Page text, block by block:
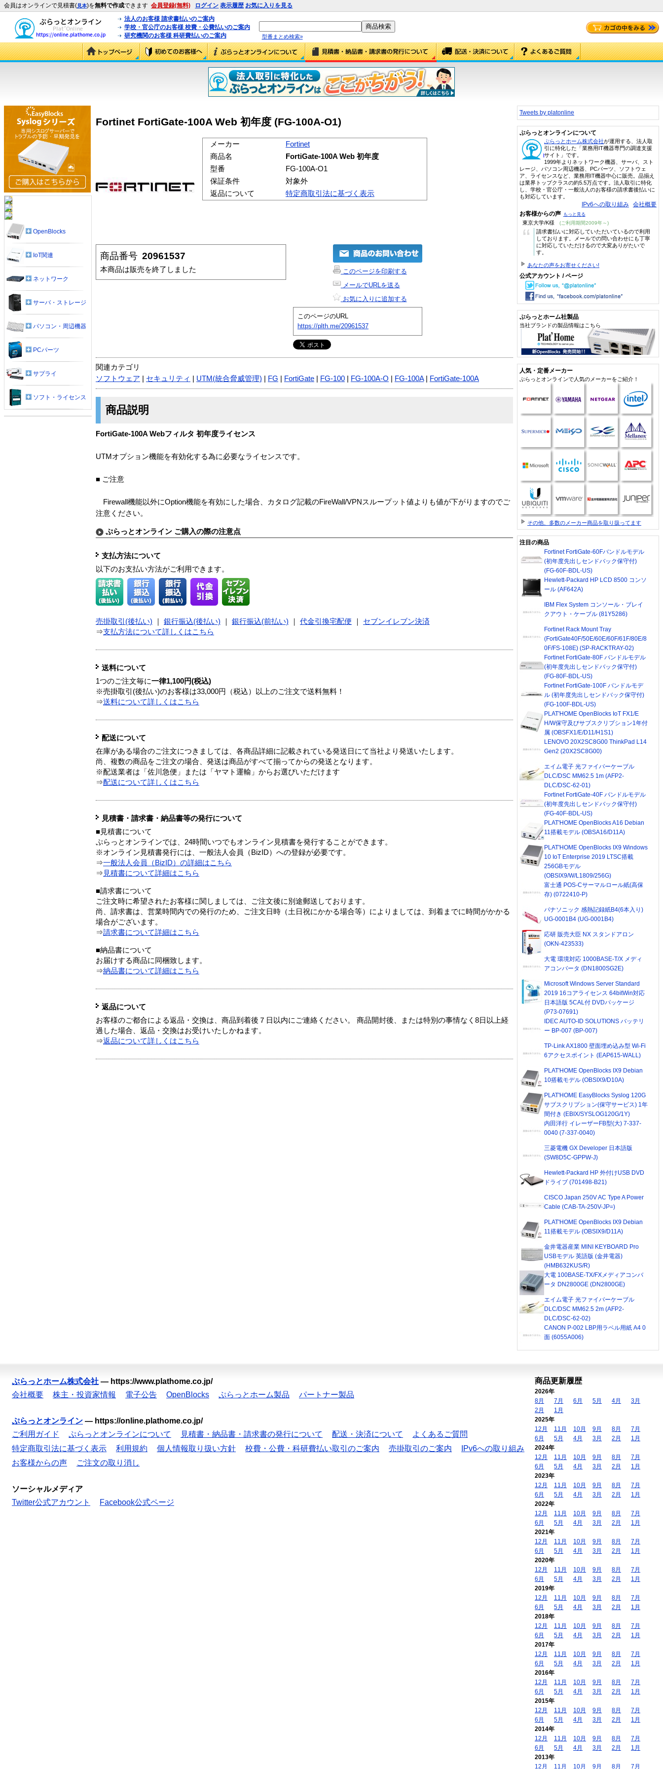
会員はオンラインで見積書(見本)を無料で作成できます 会員登録(無料) ログイン 表示履歴 お気に入りを見る
法人のお客様 請求書払いのご案内
学校・官公庁のお客様 校費・公費払いのご案内
研究機関のお客様 科研費払いのご案内
型番まとめ検索»
Fortinet FortiGate-100A Web 初年度 (FG-100A-O1)
メーカー
Fortinet
商品名
FortiGate-100A Web 初年度
型番
FG-100A-O1
保証条件
対象外
返品について
特定商取引法に基づく表示
商品番号 20961537
本商品は販売を終了しました
このページを印刷する
メールでURLを送る
お気に入りに追加する
このページのURL
https://plth.me/20961537
関連カテゴリ
ソフトウェア
セキュリティ UTM(統合脅威管理) FG FortiGate FG-100 FG-100A-O FG-100A| FortiGate-100A
商品説明
FortiGate-100A Webフィルタ 初年度ライセンス
UTMオプション機能を有効化する為に必要なライセンスです。
■ ご注意
Firewall機能以外にOption機能を有効にした場合、カタログ記載のFireWall/VPNスループット値よりも値が下がりますのでご
注意ください。
ぷらっとオンライン ご購入の際の注意点
支払方法について
以下のお支払い方法がご利用できます。
売掛取引(後払い) 銀行振込(後払い) 銀行振込(前払い) 代金引換宅配便
セブンイレブン決済
⇒支払方法について詳しくはこちら
送料について
1つのご注文毎に一律1,100円(税込)
※売掛取引(後払い)のお客様は33,000円（税込）以上のご注文で送料無料！
⇒送料について詳しくはこちら
配送について
在庫がある場合のご注文につきましては、各商品詳細に記載されている発送日にて当社より発送いたします。
尚、複数の商品をご注文の場合、発送は商品がすべて揃ってからの発送となります。
※配送業者は「佐川急便」または「ヤマト運輸」からお選びいただけます
⇒配送について詳しくはこちら
見積書・請求書・納品書等の発行について
■見積書について
ぷらっとオンラインでは、24時間いつでもオンライン見積書を発行することができます。
※オンライン見積書発行には、一般法人会員（BizID）への登録が必要です。
⇒一般法人会員（BizID）の詳細はこちら
⇒ 見積書について詳細はこちら
■請求書について
ご注文時に希望されたお客様に関しましては、ご注文後に別途郵送しております。
尚、請求書は、営業時間内での発行のため、ご注文日時（土日祝にかかる場合等）によりましては、到着までに時間がかかる
場合がございます。
⇒請求書について詳細はこちら
■納品書について
お届けする商品に同梱致します。
⇒納品書について詳細はこちら
返品について
お客様のご都合による返品・交換は、商品到着後７日以内にご連絡ください。 商品開封後、または特別の事情なく8日以上経
過した場合、返品・交換はお受けいたしかねます。
⇒返品について詳しくはこちら
OpenBlocks
IoT関連
ネットワーク
サーバ・ストレージ
パソコン・周辺機器
PCパーツ
サプライ
ソフト・ライセンス
Tweets by platonline
ぷらっとオンラインについて
ぷらっとホーム株式会社が運用する、法人取
引に特化した「業務用IT機器専門の調達支援
サイト」です。
1999年よりネットワーク機器、サーバ、スト
レージ、パソコン周辺機器、PCパーツ、ソフトウェ
ア、ライセンスなど、業務用IT機器中心に販売。品揃え
は業界トップクラスの約5.5万点です。法人取引に特化
し、学校・官公庁・一般法人のお客様の請求書後払いに
も対応しています。
IPv6への取り組み 会社概要
お客様からの声 もっと見る
東京大学/K様 (ご利用期間2009年～)
“
請求書払いに対応していただいているので利用
しております。メールでの問い合わせにも丁寧
に対応していただけるので大変ありがたいで
す。
あなたの声をお寄せください!
公式アカウント / ページ
ぷらっとホーム社製品
当社ブランドの製品情報はこちら
人気・定番メーカー
ぷらっとオンラインで人気のメーカーをご紹介！
その他、多数のメーカー商品を取り扱ってます
注目の商品
Fortinet FortiGate-60Fバンドルモデル
(初年度先出しセンドバック保守付)
(FG-60F-BDL-US)
Hewlett-Packard HP LCD 8500 コンソ
ール (AF642A)
IBM Flex System コンソール・ブレイ
クアウト・ケーブル (81Y5286)
Fortinet Rack Mount Tray
(FortiGate40F/50E/60E/60F/61F/80E/8
0F/FS-108E) (SP-RACKTRAY-02)
Fortinet FortiGate-80F バンドルモデル
(初年度先出しセンドバック保守付)
(FG-80F-BDL-US)
Fortinet FortiGate-100F バンドルモデ
ル (初年度先出しセンドバック保守付)
(FG-100F-BDL-US)
PLAT'HOME OpenBlocks IoT FX1/E
H/W保守及びサブスクリプション1年付
属 (OBSFX1/E/D11/H1S1)
LENOVO 20X2SC8G00 ThinkPad L14
Gen2 (20X2SC8G00)
エイム電子 光ファイバーケーブル
DLC/DSC MM62.5 1m (AFP2-
DLC/DSC-62-01)
Fortinet FortiGate-40F バンドルモデル
(初年度先出しセンドバック保守付)
(FG-40F-BDL-US)
PLAT'HOME OpenBlocks A16 Debian
11搭載モデル (OBSA16/D11A)
PLAT'HOME OpenBlocks IX9 Windows
10 IoT Enterprise 2019 LTSC搭載
256GBモデル
(OBSIX9/W/L1809/256G)
富士通 POS-Cサーマルロール紙(高保
存) (0722410-P)
パナソニック 感熱記録紙B4(6本入り)
UG-0001B4 (UG-0001B4)
応研 販売大臣 NX スタンドアロン
(OKN-423533)
大電 環境対応 1000BASE-T/X メディ
アコンバータ (DN1800SG2E)
Microsoft Windows Server Standard
2019 16コアライセンス 64bitWin対応
日本語版 5CAL付 DVDパッケージ
(P73-07691)
IDEC AUTO-ID SOLUTIONS バッテリ
ー BP-007 (BP-007)
TP-Link AX1800 壁面埋め込み型 Wi-Fi
6アクセスポイント (EAP615-WALL)
PLAT'HOME OpenBlocks IX9 Debian
10搭載モデル (OBSIX9/D10A)
PLAT'HOME EasyBlocks Syslog 120G
サブスクリプション(保守サービス) 1年
間付き (EBIX/SYSLOG120G/1Y)
内田洋行 イレーザーFB型(大) 7-337-
0040 (7-337-0040)
三菱電機 GX Developer 日本語版
(SW8D5C-GPPW-J)
Hewlett-Packard HP 外付けUSB DVD
ドライブ (701498-B21)
CISCO Japan 250V AC Type A Power
Cable (CAB-TA-250V-JP=)
PLAT'HOME OpenBlocks IX9 Debian
11搭載モデル (OBSIX9/D11A)
金井電器産業 MINI KEYBOARD Pro
USBモデル 英語版 (金井電器)
(HMB632KUS/R)
大電 100BASE-TX/FXメディアコンバ
ータ DN2800GE (DN2800GE)
エイム電子 光ファイバーケーブル
DLC/DSC MM62.5 2m (AFP2-
DLC/DSC-62-02)
CANON P-002 LBP用ラベル用紙 A4 0
面 (6055A006)
ぷらっとホーム株式会社 — https://www.plathome.co.jp/
会社概要
株主・投資家情報 電子公告 OpenBlocks ぷらっとホーム製品 パートナー製品
ぷらっとオンライン — https://online.plathome.co.jp/
ご利用ガイド
ぷらっとオンラインについて 見積書・納品書・請求書の発行について 配送・決済について
よくあるご質問
特定商取引法に基づく表示
利用規約 個人情報取り扱い方針 校費・公費・科研費払い取引のご案内 売掛取引のご案内
IPv6への取り組み
お客様からの声
ご注文の取り消し
ソーシャルメディア
Twitter公式アカウント
Facebook公式ページ
商品更新履歴
2026年
8月
7月 6月 5月 4月
3月
2月
1月
2025年
12月
11月 10月 9月 8月
7月
6月
5月 4月 3月 2月
1月
2024年
12月
11月 10月 9月 8月
7月
6月
5月 4月 3月 2月
1月
2023年
12月
11月 10月 9月 8月
7月
6月
5月 4月 3月 2月
1月
2022年
12月
11月 10月 9月 8月
7月
6月
5月 4月 3月 2月
1月
2021年
12月
11月 10月 9月 8月
7月
6月
5月 4月 3月 2月
1月
2020年
12月
11月 10月 9月 8月
7月
6月
5月 4月 3月 2月
1月
2019年
12月
11月 10月 9月 8月
7月
6月
5月 4月 3月 2月
1月
2018年
12月
11月 10月 9月 8月
7月
6月
5月 4月 3月 2月
1月
2017年
12月
11月 10月 9月 8月
7月
6月
5月 4月 3月 2月
1月
2016年
12月
11月 10月 9月 8月
7月
6月
5月 4月 3月 2月
1月
2015年
12月
11月 10月 9月 8月
7月
6月
5月 4月 3月 2月
1月
2014年
12月
11月 10月 9月 8月
7月
6月
5月 4月 3月 2月
1月
2013年
12月
11月 10月 9月 8月 7月